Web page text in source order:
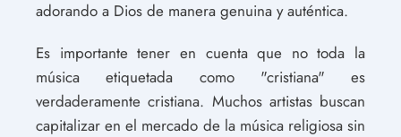
adorando a Dios de manera genuina y auténtica.
Es importante tener en cuenta que no toda la
música etiquetada como "cristiana" es
verdaderamente cristiana. Muchos artistas buscan
capitalizar en el mercado de la música religiosa sin